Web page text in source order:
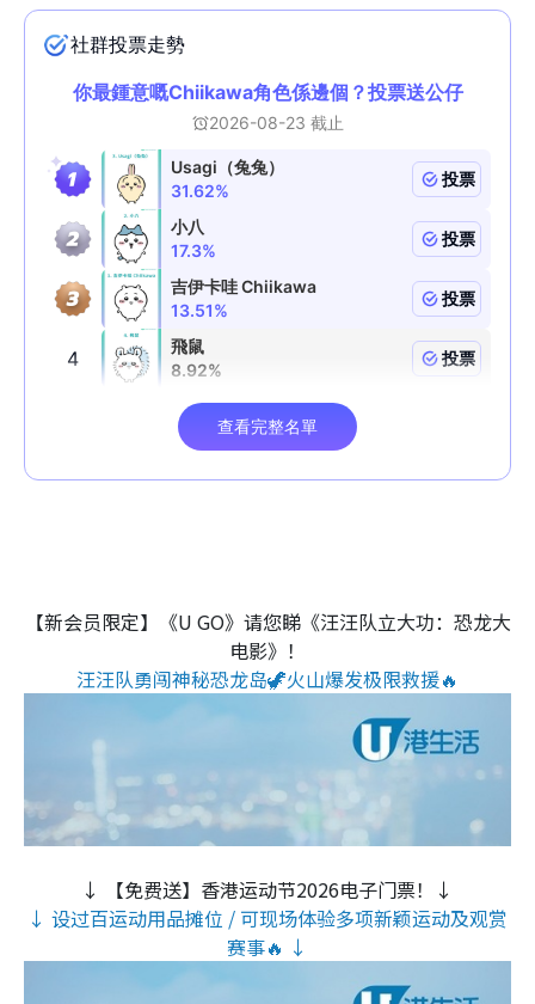
【新会员限定】《U GO》请您睇《汪汪队立大功：恐龙大
电影》！
汪汪队勇闯神秘恐龙岛🦖火山爆发极限救援🔥
↓ 【免费送】香港运动节2026电子门票！↓
↓ 设过百运动用品摊位 / 可现场体验多项新颖运动及观赏
赛事🔥 ↓